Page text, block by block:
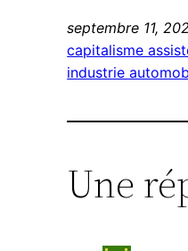
septembre 11,
capitalisme
industrie
Une